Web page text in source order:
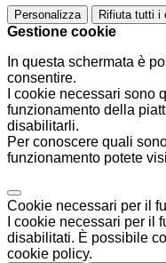
Personalizza Rifiuta tutti i
Gestione cookie
In questa schermata è
consentire.
I cookie necessari sono
funzionamento della
disabilitarli.
Per conoscere quali
funzionamento potete
Cookie necessari per il
I cookie necessari per il
disabilitati. È possibile
cookie policy.